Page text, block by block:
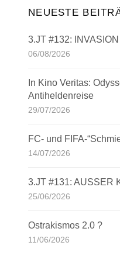
NEUESTE
3.JT #132:
06/08/2026
In Kino Veritas:
Antiheldenreise
29/07/2026
FC- und FIFA-
14/07/2026
3.JT #131: AUSSER
25/06/2026
Ostrakismos 2.0 ?
11/06/2026